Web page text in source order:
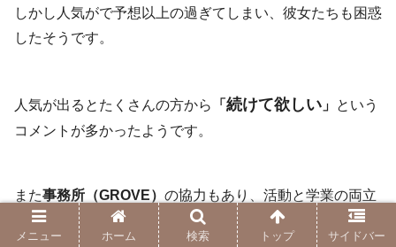
しかし人気がで予想以上の過ぎてしまい、彼女たちも困惑
したそうです。
人気が出るとたくさんの方から 「 続けて欲しい 」 という
コメントが多かったようです。
また事務所（GROVE） の協力もあり、活動と学業の両立
ができるようになったようです！！
メニュー ホーム 検索 トップ サイドバー